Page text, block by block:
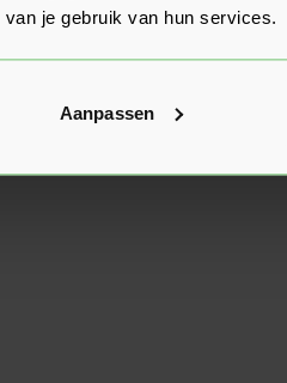
je gebruik van hun services.
Aanpassen